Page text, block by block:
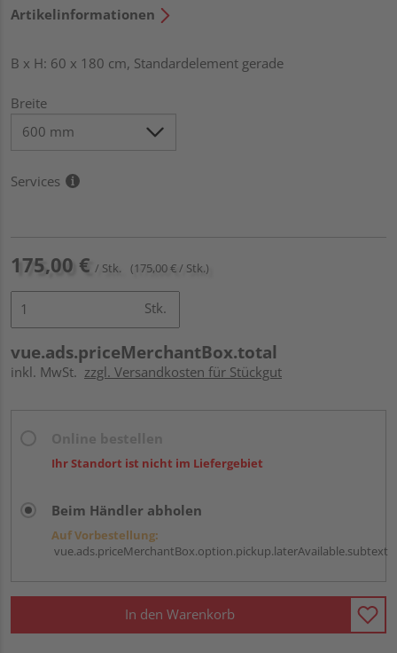
Artikelinformationen
B x H: 60 x 180 cm, Standardelement gerade
Breite
Services
175,00 € / Stk. (175,00 € / Stk.)
Stk.
vue.ads.priceMerchantBox.total
inkl. MwSt. zzgl. Versandkosten für Stückgut
Ihr Standort ist nicht im Liefergebiet
Beim Händler abholen
Auf Vorbestellung:
vue.ads.priceMerchantBox.option.pickup.laterAvailable.subtext
In den Warenkorb